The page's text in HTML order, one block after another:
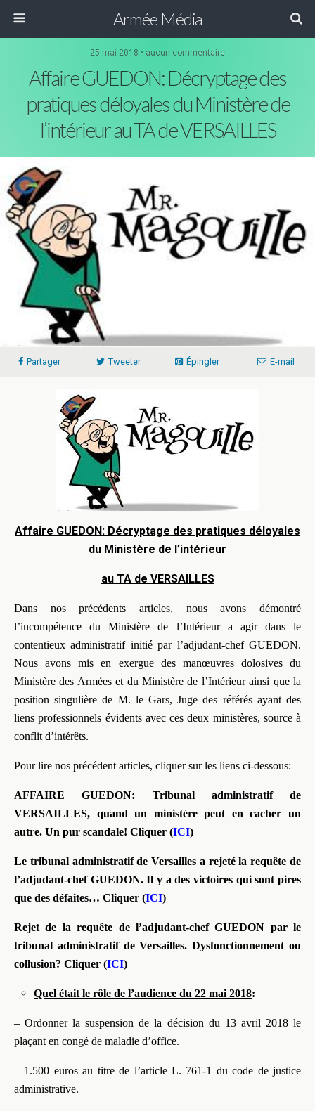
Armée Média
25 mai 2018 • aucun commentaire
Affaire GUEDON: Décryptage des
pratiques déloyales du Ministère de
l’intérieur au TA de VERSAILLES
Partager Tweeter Épingler E-mail
Affaire GUEDON: Décryptage des pratiques déloyales
du Ministère de l’intérieur
au TA de VERSAILLES
Dans nos précédents articles, nous avons démontré
l’incompétence du Ministère de l’Intérieur a agir dans le
contentieux administratif initié par l’adjudant-chef GUEDON.
Nous avons mis en exergue des manœuvres dolosives du
Ministère des Armées et du Ministère de l’Intérieur ainsi que la
position singulière de M. le Gars, Juge des référés ayant des
liens professionnels évidents avec ces deux ministères, source à
conflit d’intérêts.
Pour lire nos précédent articles, cliquer sur les liens ci-dessous:
AFFAIRE GUEDON: Tribunal administratif de
VERSAILLES, quand un ministère peut en cacher un
autre. Un pur scandale! Cliquer (ICI)
Le tribunal administratif de Versailles a rejeté la requête de
l’adjudant-chef GUEDON. Il y a des victoires qui sont pires
que des défaites… Cliquer (ICI)
Rejet de la requête de l’adjudant-chef GUEDON par le
tribunal administratif de Versailles. Dysfonctionnement ou
collusion? Cliquer (ICI)
Quel était le rôle de l’audience du 22 mai 2018:
– Ordonner la suspension de la décision du 13 avril 2018 le
plaçant en congé de maladie d’office.
– 1.500 euros au titre de l’article L. 761-1 du code de justice
administrative.